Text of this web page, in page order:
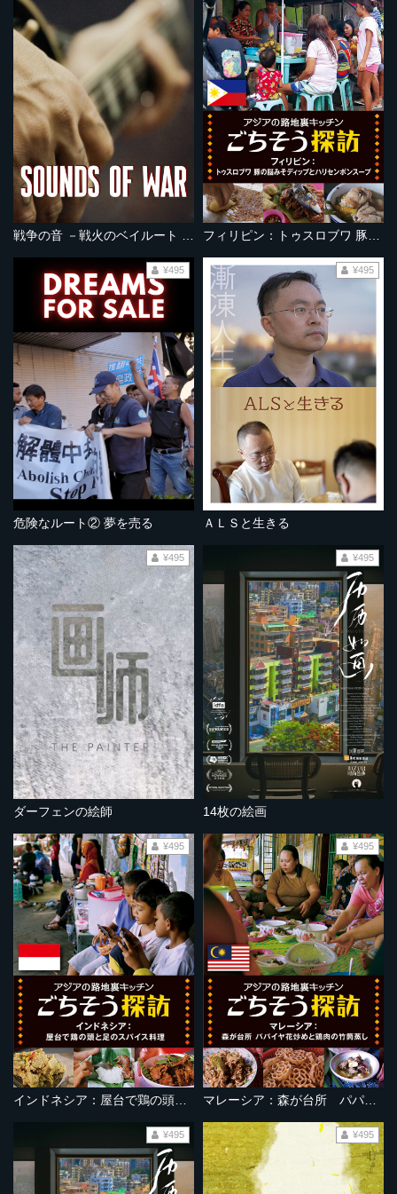
危険なルート② 夢を売る
¥495
ＡＬＳと生きる
¥495
ダーフェンの絵師
¥495
14枚の絵画
¥495
¥495 ¥495
¥495 ¥495